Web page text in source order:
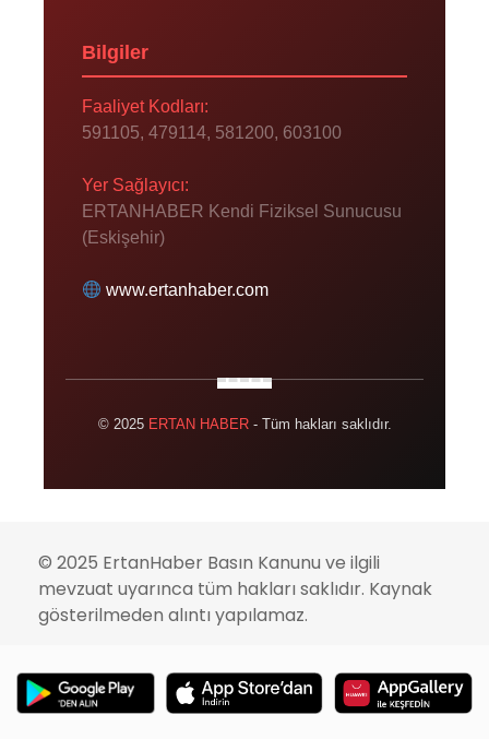
Bilgiler
Faaliyet Kodları:
591105, 479114, 581200, 603100
Yer Sağlayıcı:
ERTANHABER Kendi Fiziksel Sunucusu
(Eskişehir)
www.ertanhaber.com
© 2025 ERTAN HABER- Tüm hakları saklıdır.
© 2025 ErtanHaber Basın Kanunu ve ilgili
mevzuat uyarınca tüm hakları saklıdır. Kaynak
gösterilmeden alıntı yapılamaz.